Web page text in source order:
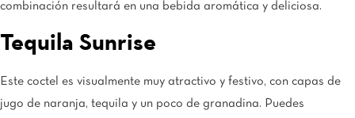
combinación resultará en una bebida aromática y deliciosa.
Tequila Sunrise
Este coctel es visualmente muy atractivo y festivo, con capas de
jugo de naranja, tequila y un poco de granadina. Puedes